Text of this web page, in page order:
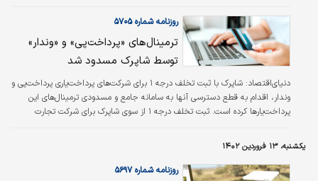
کارشناسان رسمی قوه قضائیه انجام شده است، بیانگر افزایش ارزش چشمگیر
دارایی‌‌‌های مزبور نسبت به گذشته است که جدیدترین موارد افشاشده به این شرح
است:
روزنامه شماره ۵۷۰۵
ترمینال‏‏‌های «پرداخت‏‏‌پی» و «وندار»
توسط شاپرک مسدود شد
دنیای‌اقتصاد:
شاپرک با ثبت تخلف درجه ۱ برای شرکت‌های پرداخت‌‌‌یاری پرداخت‌‌‌پی و
وندار، اقدام به قطع دسترسی آنها به سامانه جامع و مسدودی ترمینال‌‌‌های این
پرداخت‌‌‌یارها کرده است. ثبت تخلف درجه ۱ از سوی شاپرک برای شرکت تجارت
شد و مسدودی ترمینال‌‌‌های شبکه پرداخت‌‌‌پی را در پی داشته است. البته شاپرک از
سال ۹۹ با تمدید موافقت‌‌‌نامه این شرکت مخالفت کرده و حکم به توقف فعالیت آن
داده است. همچنین شاپرک همزمان با ثبت تخلف درجه ۱ برای شرکت…
یکشنبه، ۱۳ فروردین ۱۴۰۲
روزنامه شماره ۵۶۹۷